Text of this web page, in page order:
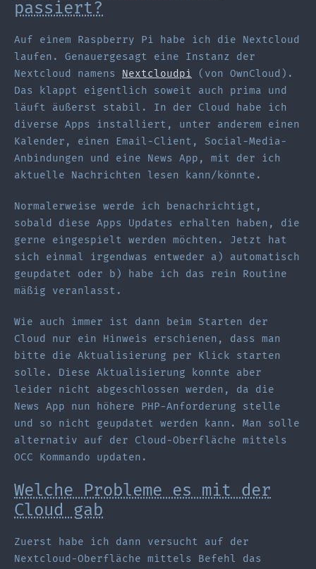
passiert?
Auf einem Raspberry Pi habe ich die Nextcloud
laufen. Genauergesagt eine Instanz der
Nextcloud namens Nextcloudpi (von OwnCloud).
Das klappt eigentlich soweit auch prima und
läuft äußerst stabil. In der Cloud habe ich
diverse Apps installiert, unter anderem einen
Kalender, einen Email-Client, Social-Media-
Anbindungen und eine News App, mit der ich
aktuelle Nachrichten lesen kann/könnte.
Normalerweise werde ich benachrichtigt,
sobald diese Apps Updates erhalten haben, die
gerne eingespielt werden möchten. Jetzt hat
sich einmal irgendwas entweder a) automatisch
geupdatet oder b) habe ich das rein Routine
mäßig veranlasst.
Wie auch immer ist dann beim Starten der
Cloud nur ein Hinweis erschienen, dass man
bitte die Aktualisierung per Klick starten
solle. Diese Aktualisierung konnte aber
leider nicht abgeschlossen werden, da die
News App nun höhere PHP-Anforderung stelle
und so nicht geupdatet werden kann. Man solle
alternativ auf der Cloud-Oberfläche mittels
OCC Kommando updaten.
Welche Probleme es mit der
Cloud gab
Zuerst habe ich dann versucht auf der
Nextcloud-Oberfläche mittels Befehl das